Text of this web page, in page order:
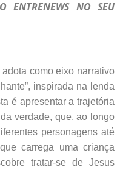
ENTRENEWS NO SEU
como eixo narrativo
inspirada na lenda
é apresentar a trajetória
verdade, que, ao longo
personagens até
carrega uma criança
tratar-se de Jesus